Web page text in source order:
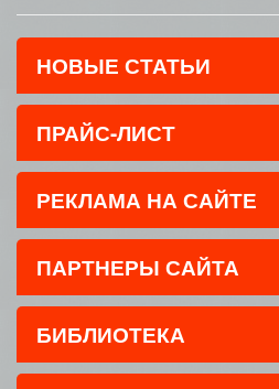
НОВЫЕ СТАТЬИ
ПРАЙС-ЛИСТ
РЕКЛАМА НА САЙТЕ
ПАРТНЕРЫ САЙТА
БИБЛИОТЕКА